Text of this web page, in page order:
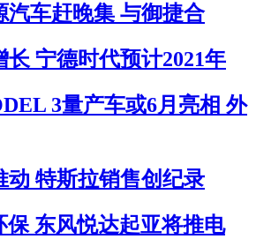
汽车赶晚集 与御捷合
长 宁德时代预计2021年
3量产车或6月亮相 外
动 特斯拉销售创纪录
保 东风悦达起亚将推电